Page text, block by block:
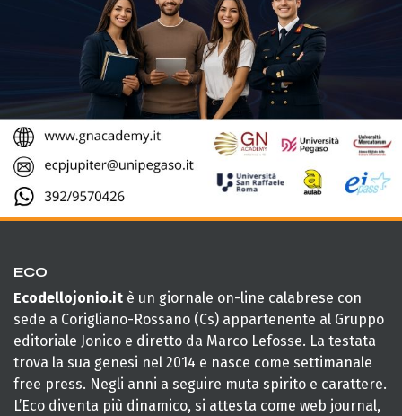
ECO
Ecodellojonio.it è un giornale on-line calabrese con
sede a Corigliano-Rossano (Cs) appartenente al Gruppo
editoriale Jonico e diretto da Marco Lefosse. La testata
trova la sua genesi nel 2014 e nasce come settimanale
free press. Negli anni a seguire muta spirito e carattere.
L’Eco diventa più dinamico, si attesta come web journal,